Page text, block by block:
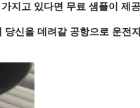
지고 있다면 무료 샘플이 제
신을 데려갈 공항으로 운전